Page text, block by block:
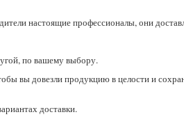
настоящие профессионалы, они
по вашему выбору.
вы довезли продукцию в целости и
доставки.